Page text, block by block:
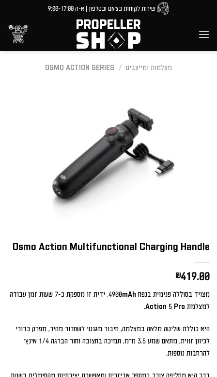
content
שירות לקוחות בצ'אט ובטלפון | א-ה 9:00-17:00
מצלמות ומייצבים /
OSMO ACTION SERIES
Osmo Action Multifunctional Charging Handle
₪419.00
מצויד בסוללה פנימית בנפח 4900mAh, ידית זו מספקת כ-7 שעות זמן עבודה
למצלמת Action 5 Pro.
היא כוללת שליטה מלאה במצלמה, חיבור מגנטי לשחרור מהיר, מפרק כדורי
לכיוון זווית, מתאם שמע 3.5 מ"מ, תמיכה בחצובה וחור הברגה 1/4 אינץ'
להרחבות נוספות.